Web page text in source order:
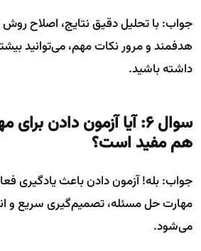
جواب: با تحلیل دقیق نتایج، اصلاح روش
هدفمند و مرور نکات مهم، می‌توانید
داشته باشید.
سوال ۶: آیا آزمون دادن
هم مفید است؟
جواب: بله! آزمون دادن باعث یادگیری
مهارت حل مسئله، تصمیم‌گیری سریع و
می‌شود.